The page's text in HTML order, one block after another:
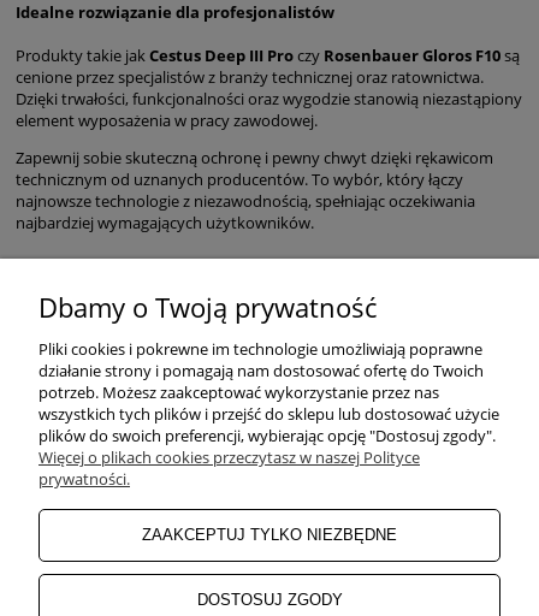
Idealne rozwiązanie dla profesjonalistów
Produkty takie jakCestus Deep III Proczy Rosenbauer Gloros F10są
cenione przez specjalistów z branży technicznej oraz ratownictwa.
Dzięki trwałości, funkcjonalności oraz wygodzie stanowią niezastąpiony
element wyposażenia w pracy zawodowej.
Zapewnij sobie skuteczną ochronę i pewny chwyt dzięki rękawicom
technicznym od uznanych producentów. To wybór, który łączy
najnowsze technologie z niezawodnością, spełniając oczekiwania
najbardziej wymagających użytkowników.
POMOC
ZAKUPY
MOJE KONTO
INFORMACJE
Dbamy o Twoją prywatność
Pliki cookies i pokrewne im technologie umożliwiają poprawne
działanie strony i pomagają nam dostosować ofertę do Twoich
potrzeb. Możesz zaakceptować wykorzystanie przez nas
wszystkich tych plików i przejść do sklepu lub dostosować użycie
plików do swoich preferencji, wybierając opcję "Dostosuj zgody".
Więcej o plikach cookies przeczytasz w naszej Polityce
prywatności.
ZAAKCEPTUJ TYLKO NIEZBĘDNE
DOSTOSUJ ZGODY